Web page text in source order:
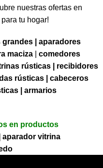
nuestras ofertas en
tu hogar!
|
aparadores
maciza
comedores
rústicas
recibidores
rústicas
cabeceros
armarios
en productos
aparador vitrina